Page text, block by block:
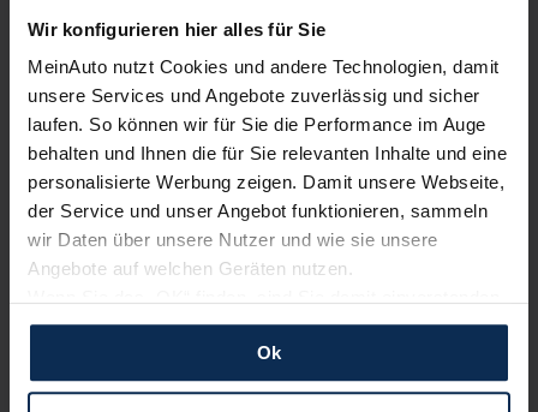
Wir konfigurieren hier alles für Sie
MeinAuto nutzt Cookies und andere Technologien, damit
unsere Services und Angebote zuverlässig und sicher
laufen. So können wir für Sie die Performance im Auge
behalten und Ihnen die für Sie relevanten Inhalte und eine
personalisierte Werbung zeigen. Damit unsere Webseite,
der Service und unser Angebot funktionieren, sammeln
wir Daten über unsere Nutzer und wie sie unsere
Angebote auf welchen Geräten nutzen.
und erlauben uns Cookies für unseren Service zu
verwenden und diese Daten an Dritte weiterzugeben,
etwa an unsere Marketingpartner. Falls Sie dem nicht
Ok
Weitere Artikel im Automagazin
zum Automagazin
Nachrichten
KI-generiert